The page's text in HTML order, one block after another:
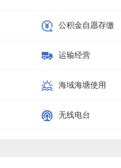
公积金自愿存缴
运输经营
海域海塘使用
无线电台